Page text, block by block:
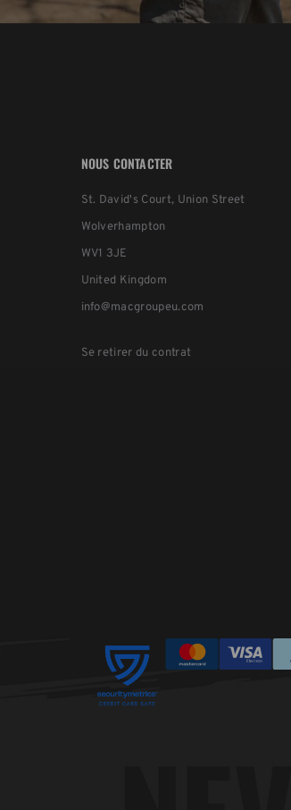
NOUS CONTACTER
St. David's Court, Union Street
Wolverhampton
WV1 3JE
United Kingdom
info@macgroupeu.com
Se retirer du contrat